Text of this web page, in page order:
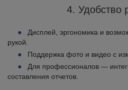
4. Удобство
Дисплей, эргономика и
рукой.
Поддержка фото и видео с
Для профессионалов —
составления отчетов.